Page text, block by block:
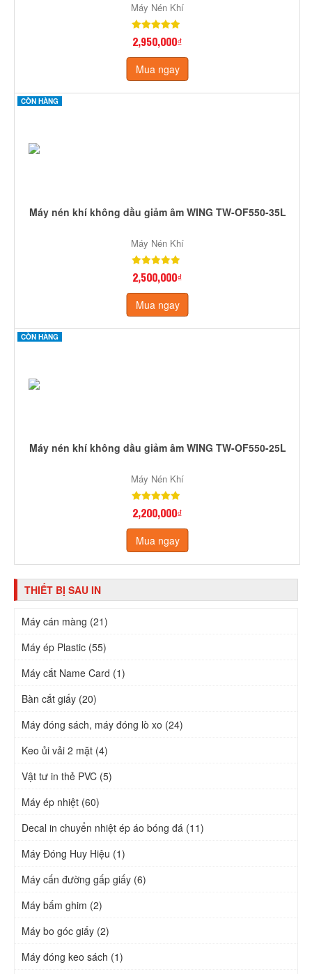
Máy Nén Khí
2,950,000₫
Mua ngay
CÒN HÀNG
Máy nén khí không dầu giảm âm WING TW-OF550-35L
Máy Nén Khí
2,500,000₫
Mua ngay
CÒN HÀNG
Máy nén khí không dầu giảm âm WING TW-OF550-25L
Máy Nén Khí
2,200,000₫
Mua ngay
THIẾT BỊ SAU IN
Máy cán màng (21)
Máy ép Plastic (55)
Máy cắt Name Card (1)
Bàn cắt giấy (20)
Máy đóng sách, máy đóng lò xo (24)
Keo ủi vải 2 mặt (4)
Vật tư in thẻ PVC (5)
Máy ép nhiệt (60)
Decal in chuyển nhiệt ép áo bóng đá (11)
Máy Đóng Huy Hiệu (1)
Máy cấn đường gấp giấy (6)
Máy bấm ghim (2)
Máy bo góc giấy (2)
Máy đóng keo sách (1)